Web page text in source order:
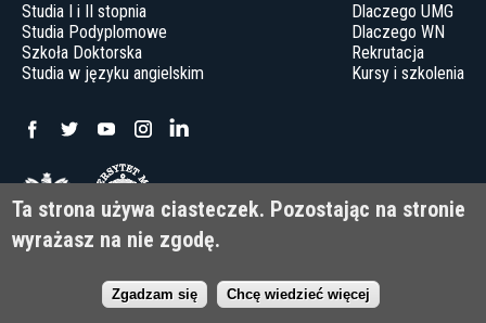
Studia I i II stopnia
Studia Podyplomowe
Szkoła Doktorska
Studia w języku angielskim
Dlaczego UMG
Dlaczego WN
Rekrutacja
Kursy i szkolenia
ul. Morska 81-87, 81-225 Gdynia
© Uniwersytet Morski w Gdyni 2022 Deklaracja dostępności
Ta strona używa ciasteczek. Pozostając na stronie
wyrażasz na nie zgodę.
Zgadzam się Chcę wiedzieć więcej